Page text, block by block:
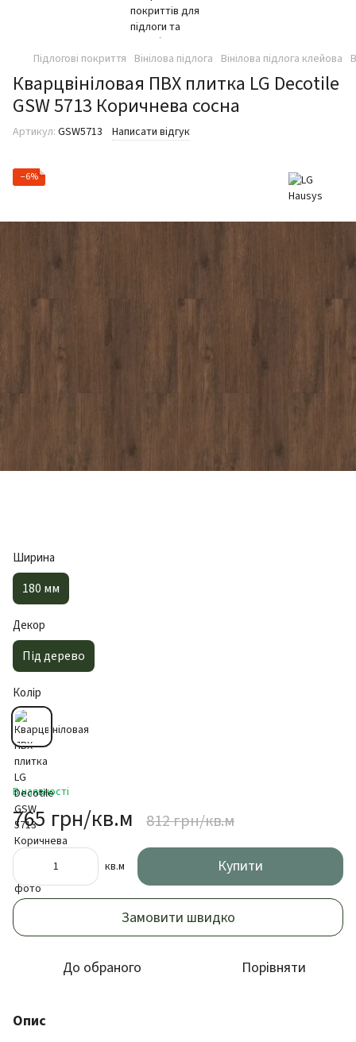
Підлогові покриття Вінілова підлога Вінілова підлога клейова
Кварцвініловая ПВХ плитка LG Decotile
GSW 5713 Коричнева сосна
Артикул: GSW5713 Написати відгук
−6%
Ширина
180 мм
Декор
Під дерево
Колір
В наявності
765 грн/кв.м 812 грн/кв.м
кв.м Купити
Замовити швидко
До обраного Порівняти
Опис